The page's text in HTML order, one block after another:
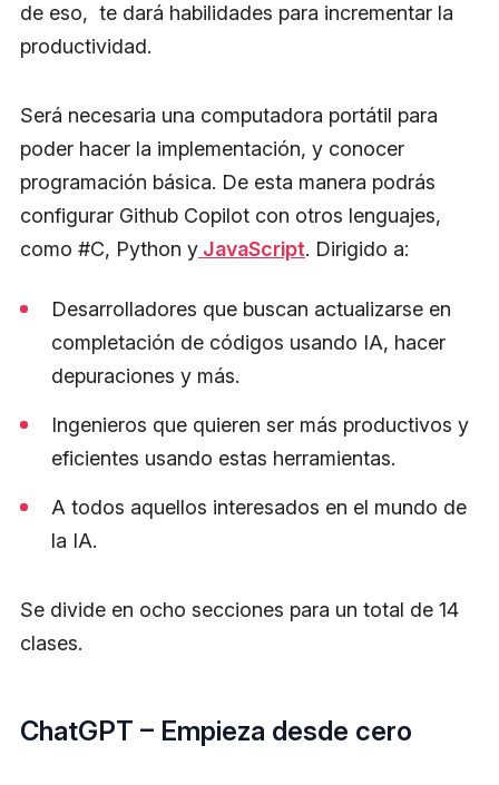
de eso, te dará habilidades para incrementar la
productividad.
Será necesaria una computadora portátil para
poder hacer la implementación, y conocer
programación básica. De esta manera podrás
configurar Github Copilot con otros lenguajes,
como #C, Python y JavaScript. Dirigido a:
Desarrolladores que buscan actualizarse en
completación de códigos usando IA, hacer
depuraciones y más.
Ingenieros que quieren ser más productivos y
eficientes usando estas herramientas.
A todos aquellos interesados en el mundo de
la IA.
Se divide en ocho secciones para un total de 14
clases.
ChatGPT – Empieza desde cero